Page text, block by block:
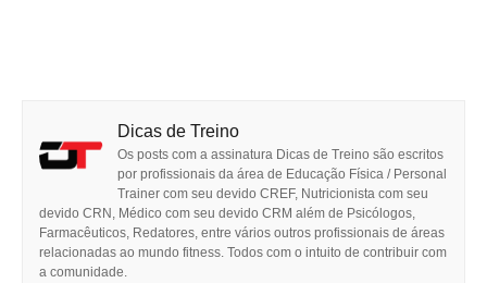
Dicas de Treino
Os posts com a assinatura Dicas de Treino são escritos
por profissionais da área de Educação Física / Personal
Trainer com seu devido CREF, Nutricionista com seu
devido CRN, Médico com seu devido CRM além de Psicólogos,
Farmacêuticos, Redatores, entre vários outros profissionais de áreas
relacionadas ao mundo fitness. Todos com o intuito de contribuir com
a comunidade.